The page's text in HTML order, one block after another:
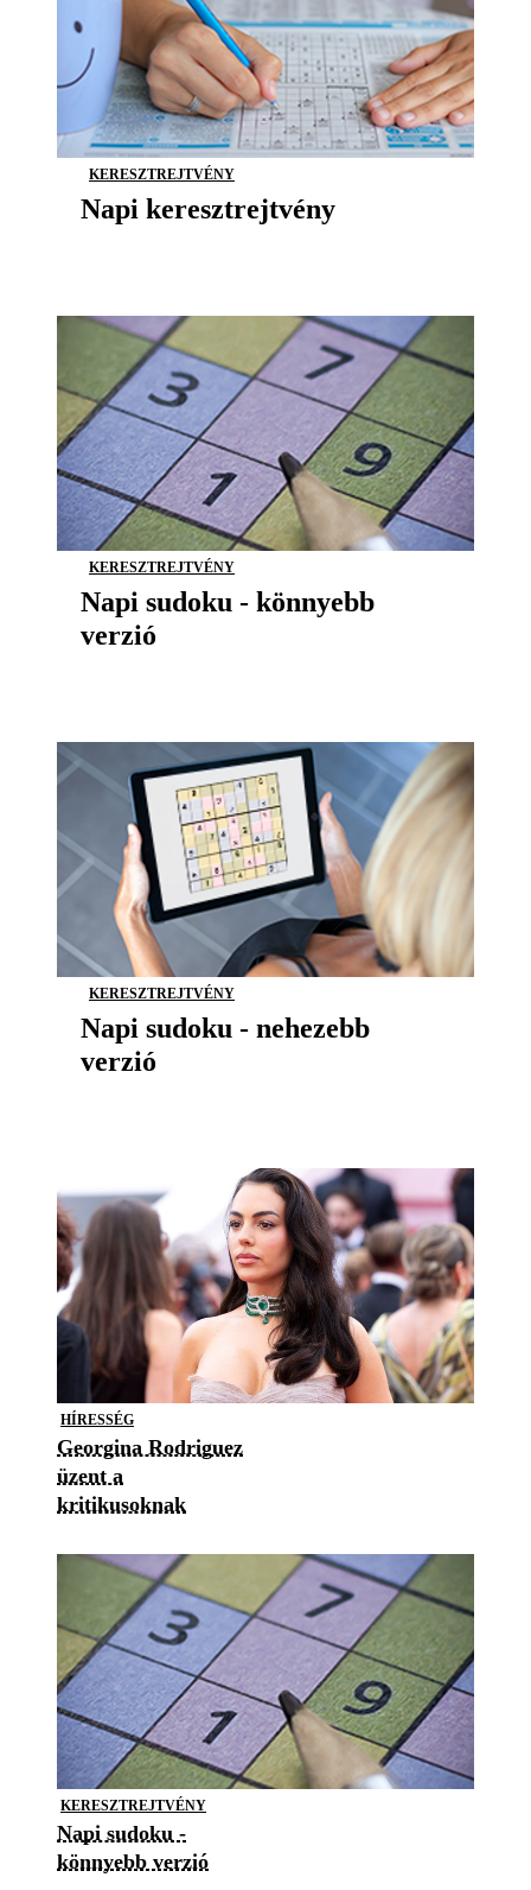
KERESZTREJTVÉNY
Napi keresztrejtvény
KERESZTREJTVÉNY
Napi sudoku - könnyebb
verzió
KERESZTREJTVÉNY
Napi sudoku - nehezebb
verzió
HÍRESSÉG
Georgina Rodriguez
üzent a
kritikusoknak
KERESZTREJTVÉNY
Napi sudoku -
könnyebb verzió